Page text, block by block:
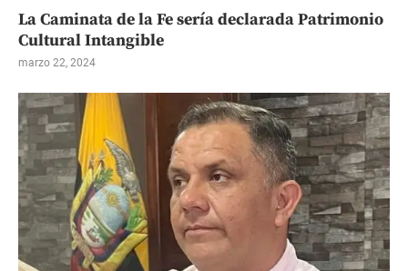
La Caminata de la Fe sería declarada Patrimonio
Cultural Intangible
marzo 22, 2024